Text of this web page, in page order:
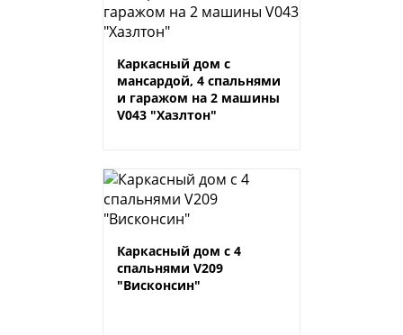
Каркасный дом с
мансардой, 4 спальнями
и гаражом на 2 машины
V043 "Хазлтон"
Каркасный дом с 4
спальнями V209
"Висконсин"